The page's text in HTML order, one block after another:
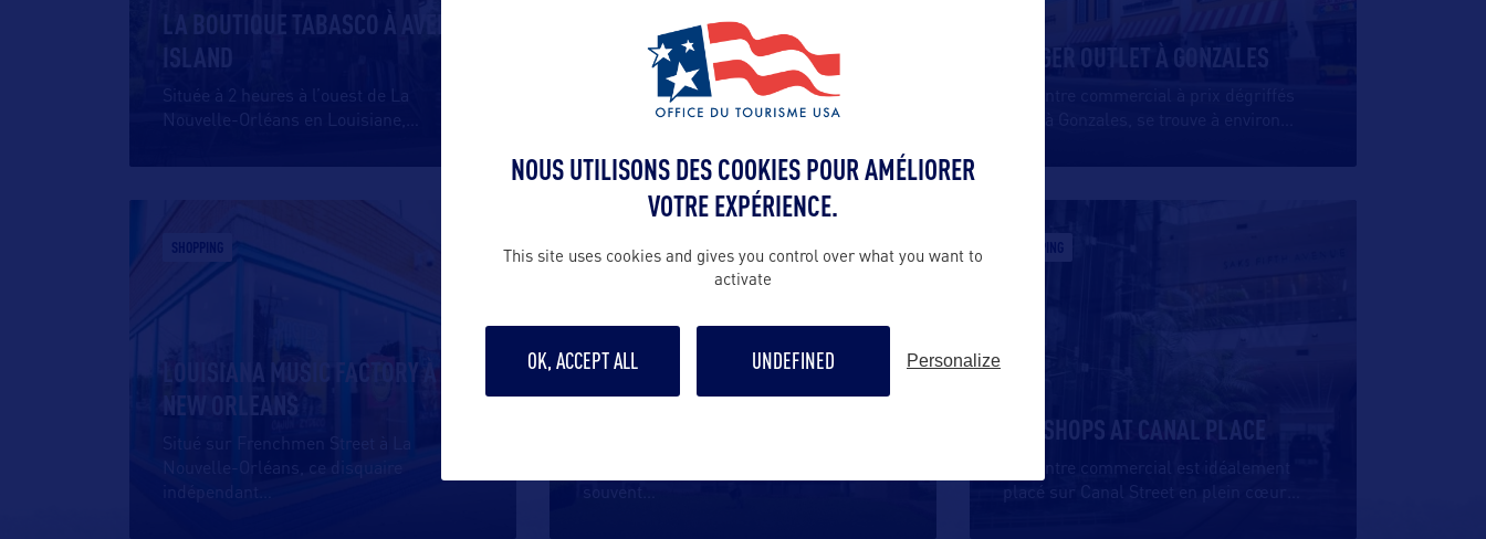
LA BOUTIQUE TABASCO À AVERY
ISLAND
Située à 2 heures à l’ouest de La
Nouvelle-Orléans en Louisiane,
MAGAZINE STREET À NEW
ORLEANS
Cette longue rue commerçante est l’une
des préférée des jeunes actifs …
TANGER OUTLET À GONZALES
SHOPPING
LOUISIANA MUSIC FACTORY À
NEW ORLEANS
Situé sur Frenchmen Street à La
Nouvelle-Orléans, ce disquaire
indépendant
SHOPPING
THE RIVERWALK OUTLET
SHOPPING
THE SHOPS AT CANAL PLACE
Ce centre commercial est idéalement
placé sur Canal Street en plein cœur
NOUS UTILISONS DES COOKIES POUR AMÉLIORER
VOTRE EXPÉRIENCE.
This site uses cookies and gives you control over what you want to
activate
OK, ACCEPT ALL UNDEFINED Personalize